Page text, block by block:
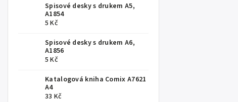
Spisové desky s drukem A5,
A1854
5 Kč
Spisové desky s drukem A6,
A1856
5 Kč
Katalogová kniha Comix A7621
A4
33 Kč